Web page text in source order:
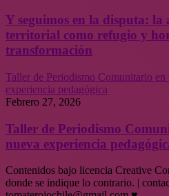
Y seguimos en la disputa:
territorial como refugio y
transformación
Taller de Periodismo Comunitario
experiencia pedagógica
Febrero 27, 2026
Taller de Periodismo
nueva experiencia
Contenidos bajo licencia Creative
donde se indique lo contrario. |